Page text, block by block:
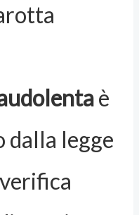
è
dalla legge